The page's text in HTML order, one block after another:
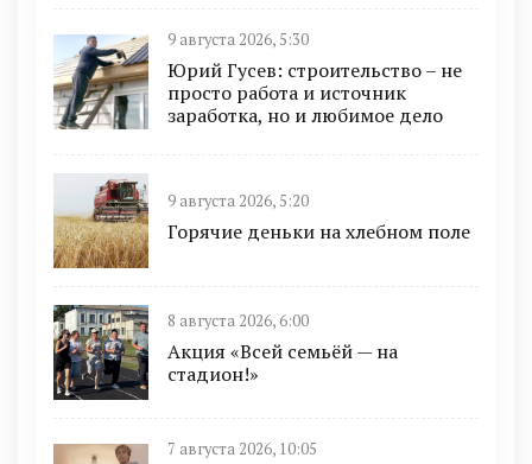
9 августа 2026, 5:30
Юрий Гусев: строительство – не
просто работа и источник
заработка, но и любимое дело
9 августа 2026, 5:20
Горячие деньки на хлебном поле
8 августа 2026, 6:00
Акция «Всей семьёй — на
стадион!»
7 августа 2026, 10:05